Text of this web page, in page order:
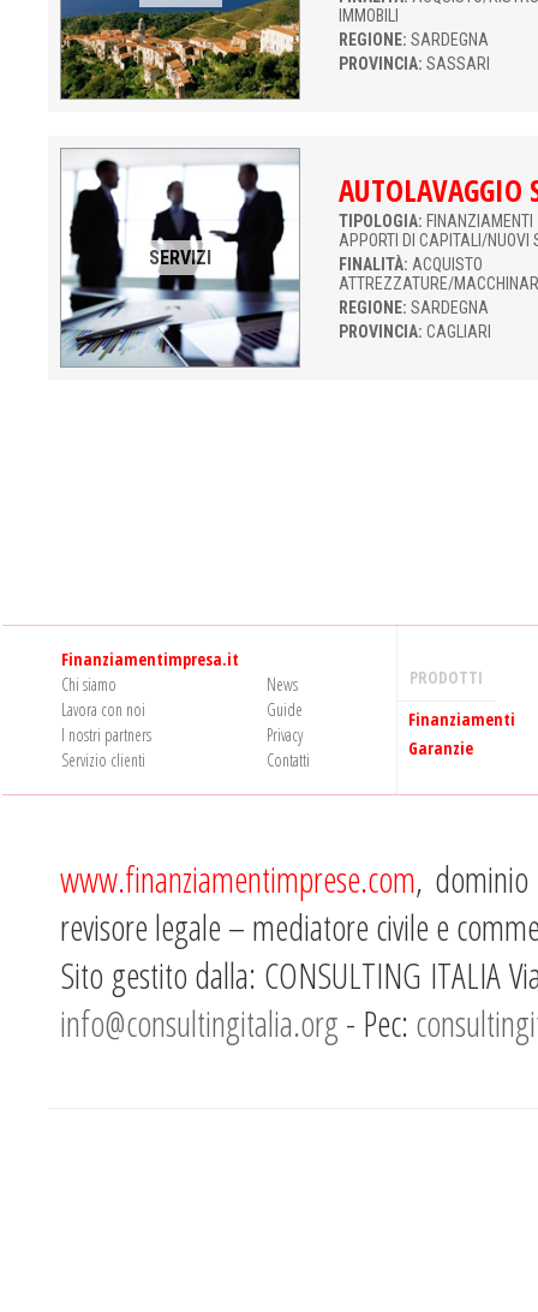
IMMOBILI
REGIONE: SARDEGNA
PROVINCIA: SASSARI
SERVIZI
AUTOLAVAGGIO
TIPOLOGIA:
APPORTI DI CAPITALI/NUOVI
FINALITÀ: ACQUISTO
ATTREZZATURE/
REGIONE: SARDEGNA
PROVINCIA: CAGLIARI
Finanziamentimpresa.it
Chi siamo
News
Lavora con noi
Guide
I nostri partners
Privacy
Servizio clienti
Contatti
PRODOTTI
Finanziamenti
Garanzie
www.finanziamentimprese.com, dominio
revisore legale – mediatore civile e
Sito gestito dalla: CONSULTING ITALIA
info@consultingitalia.org - Pec: